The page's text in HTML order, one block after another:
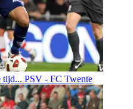
tijd... PSV - FC Twente